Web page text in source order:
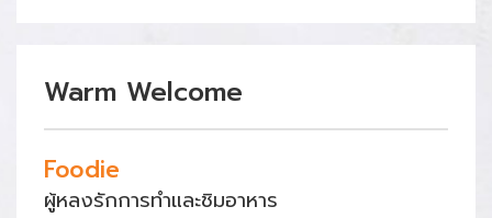
Warm Welcome
Foodie
ผู้หลงรักการทำและชิมอาหาร